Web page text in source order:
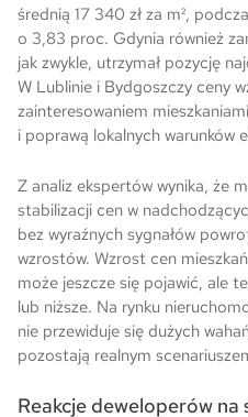
średnią 17 340 zł za m²,
o 3,83 proc. Gdynia również
jak zwykle, utrzymał pozycję
W Lublinie i Bydgoszczy ceny
zainteresowaniem
i poprawą lokalnych warunków
Z analiz ekspertów wynika, że
stabilizacji cen w
bez wyraźnych sygnałów
wzrostów. Wzrost cen
może jeszcze się pojawić, ale
lub niższe. Na rynku
nie przewiduje się dużych
pozostają realnym
Reakcje deweloperów na